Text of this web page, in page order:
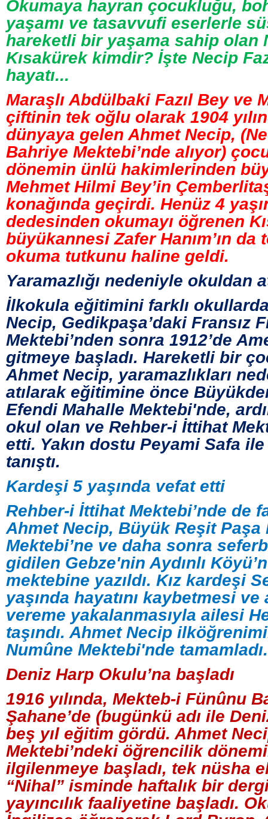
Okumaya hayran çocukluğu,
yaşamı ve tasavvufi eserlerle
hareketli bir yaşama sahip olan
Kısakürek kimdir? İşte Necip
hayatı...
Maraşlı Abdülbaki Fazıl Bey ve
çiftinin tek oğlu olarak 1904
dünyaya gelen Ahmet Necip,
Bahriye Mektebi’nde alıyor)
dönemin ünlü hakimlerinden
Mehmet Hilmi Bey’in
konağında geçirdi. Henüz 4
dedesinden okumayı öğrenen
büyükannesi Zafer Hanım’ın
okuma tutkunu haline geldi.
Yaramazlığı nedeniyle okuldan
İlkokula eğitimini farklı
Necip, Gedikpaşa’daki Fransız
Mektebi’nden sonra 1912’de
gitmeye başladı. Hareketli bir
Ahmet Necip, yaramazlıkları
atılarak eğitimine önce
Efendi Mahalle Mektebi'nde,
okul olan ve Rehber-i İttihat
etti. Yakın dostu Peyami Safa
tanıştı.
Kardeşi 5 yaşında vefat etti
Rehber-i İttihat Mektebi’nde de
Ahmet Necip, Büyük Reşit Paşa
Mektebi’ne ve daha sonra
gidilen Gebze'nin Aydınlı
mektebine yazıldı. Kız kardeşi
yaşında hayatını kaybetmesi
vereme yakalanmasıyla ailesi
taşındı. Ahmet Necip
Numûne Mektebi'nde tamamladı.
Deniz Harp Okulu’na başladı
1916 yılında, Mekteb-i Fünûnu
Şahane’de (bugünkü adı ile
beş yıl eğitim gördü. Ahmet
Mektebi’ndeki öğrencilik
ilgilenmeye başladı, tek nüsha
“Nihal” isminde haftalık bir
yayıncılık faaliyetine başladı.